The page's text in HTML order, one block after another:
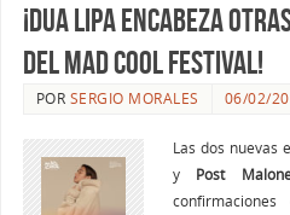
¡Dua Lipa encabeza
del Mad Cool Festival!
POR SERGIO MORALES 06/02/
Las dos nuevas
y Post